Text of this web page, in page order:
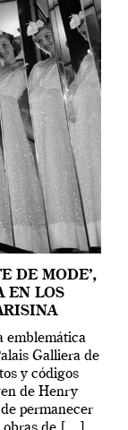
DE MODE’,
EN LOS
emblemática
Galliera de
y códigos
de Henry
permanecer